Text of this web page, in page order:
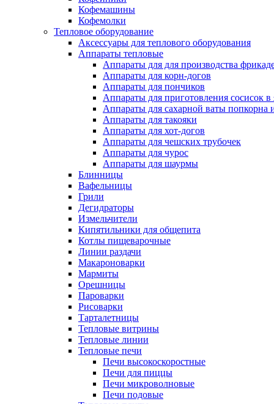
Кофемашины
Кофемолки
Тепловое оборудование
Аксессуары для теплового оборудования
Аппараты тепловые
Аппараты для для производства
Аппараты для корн-догов
Аппараты для пончиков
Аппараты для приготовления сосисок в
Аппараты для сахарной ваты попкорна
Аппараты для такояки
Аппараты для хот-догов
Аппараты для чешских трубочек
Аппараты для чурос
Аппараты для шаурмы
Блинницы
Вафельницы
Грили
Дегидраторы
Измельчители
Кипятильники для общепита
Котлы пищеварочные
Линии раздачи
Макароноварки
Мармиты
Орешницы
Пароварки
Рисоварки
Тарталетницы
Тепловые витрины
Тепловые линии
Тепловые печи
Печи высокоскоростные
Печи для пиццы
Печи микроволновые
Печи подовые